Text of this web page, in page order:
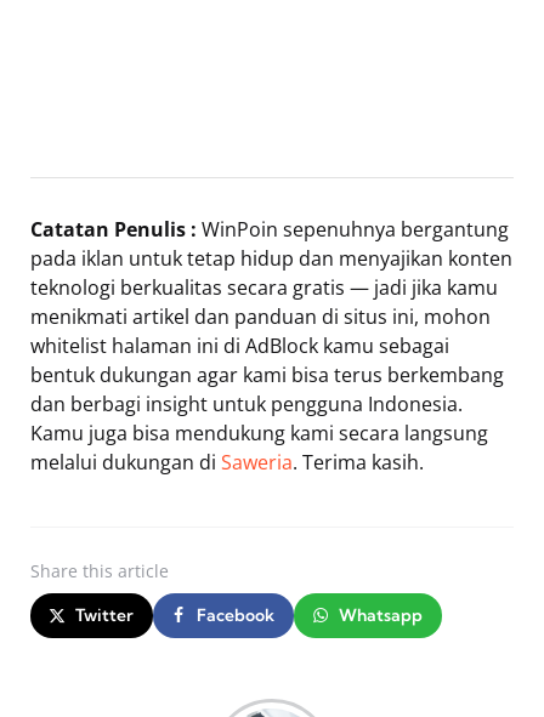
Catatan Penulis : WinPoin sepenuhnya bergantung
pada iklan untuk tetap hidup dan menyajikan konten
teknologi berkualitas secara gratis — jadi jika kamu
menikmati artikel dan panduan di situs ini, mohon
whitelist halaman ini di AdBlock kamu sebagai
bentuk dukungan agar kami bisa terus berkembang
dan berbagi insight untuk pengguna Indonesia.
Kamu juga bisa mendukung kami secara langsung
melalui dukungan di Saweria. Terima kasih.
Share this article
Twitter Facebook Whatsapp